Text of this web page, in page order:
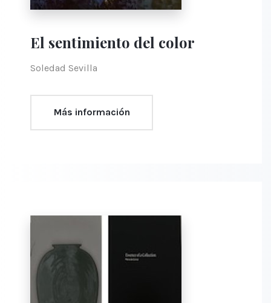
El sentimiento del color
Soledad Sevilla
Más información